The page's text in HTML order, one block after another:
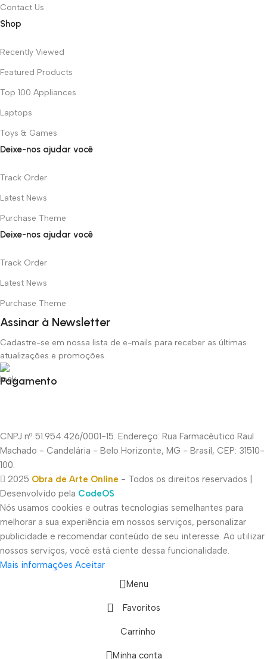
Contact Us
Shop
Recently Viewed
Featured Products
Top 100 Appliances
Laptops
Toys & Games
Deixe-nos ajudar você
Track Order
Latest News
Purchase Theme
Deixe-nos ajudar você
Track Order
Latest News
Purchase Theme
Assinar à Newsletter
Cadastre-se em nossa lista de e-mails para receber as últimas
atualizações e promoções.
Pagamento
CNPJ nº 51.954.426/0001-15. Endereço: Rua Farmacêutico Raul
Machado - Candelária - Belo Horizonte, MG - Brasil, CEP: 31510-
100.
2025 Obra de Arte Online - Todos os direitos reservados |
Desenvolvido pela CodeOS
Nós usamos cookies e outras tecnologias semelhantes para
melhorar a sua experiência em nossos serviços, personalizar
publicidade e recomendar conteúdo de seu interesse. Ao utilizar
nossos serviços, você está ciente dessa funcionalidade.
Mais informações Aceitar
Menu
Favoritos
Carrinho
Minha conta